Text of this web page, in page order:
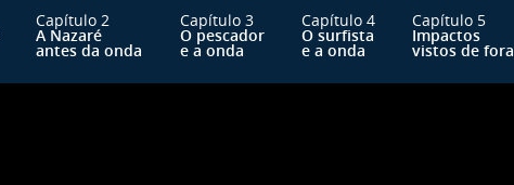
Capítulo 2
A Nazaré
antes da onda
Capítulo 3
O pescador
e a onda
Capítulo 4
O surfista
e a onda
Capítulo 5
Impactos
vistos de fora